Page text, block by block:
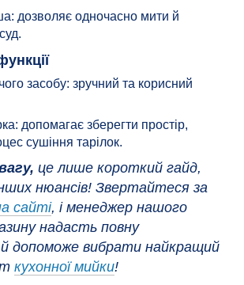
дозволяє одночасно мити й
засобу: зручний та корисний
допомагає зберегти простір,
сушіння тарілок.
це лише короткий гайд,
нюансів! Звертайтеся за
сайті, і менеджер нашого
надасть повну
допоможе вибрати найкращий
кухонної мийки!